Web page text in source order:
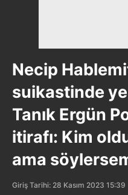
Necip
suikastinde
Tanık Ergün
itirafı: Kim
ama
Giriş Tarihi: 28 Kasım 2023 15:39